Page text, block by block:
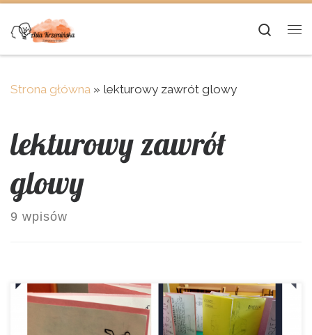
Skip to content
Strona główna » lekturowy zawrót glowy
lekturowy zawrót
glowy
9 wpisów
Nauczycielski świat oszalał na ich punkcie. Proste,
nie wymagające specjalnego przygotowania, ale